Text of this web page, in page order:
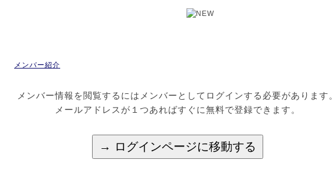
メンバー紹介
メンバー情報を閲覧するにはメンバーとしてログインする必要があります。
メールアドレスが１つあればすぐに無料で登録できます。